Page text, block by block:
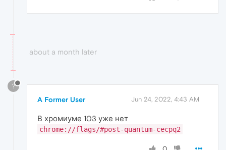
about a month later
?
A Former User Jun 24, 2022, 4:43 AM
В хромиуме 103 уже нет
chrome://flags/#post-quantum-cecpq2